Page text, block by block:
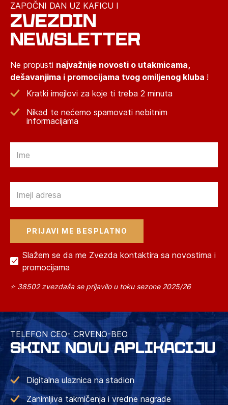
ZAPOČNI DAN UZ KAFICU I
ZVEZDIN
NEWSLETTER
Ne propusti najvažnije novosti o utakmicama,
dešavanjima i promocijama tvog omiljenog kluba !
Kratki imejlovi za koje ti treba 2 minuta
Nikad te nećemo spamovati nebitnim
informacijama
Slažem se da me Zvezda kontaktira sa novostima i
promocijama
⭐ 38502 zvezdaša se prijavilo u toku sezone 2025/26
TELEFON CEO- CRVENO-BEO
SKINI NOVU APLIKACIJU
Digitalna ulaznica na stadion
Zanimljiva takmičenja i vredne nagrade